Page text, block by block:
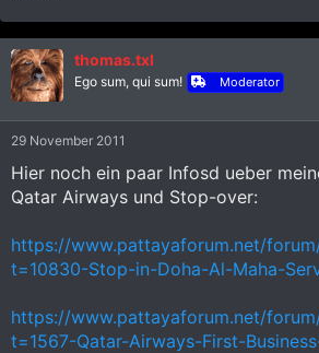
thomas.txl
Ego sum, qui sum! Moderator
29 November 2011
Hier noch ein paar Infosd ueber
Qatar Airways und Stop-over:
https://www.pattayaforum.net/
t=10830-Stop-in-Doha-Al-Maha-
https://www.pattayaforum.net/
t=1567-Qatar-Airways-First-